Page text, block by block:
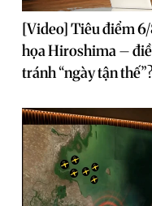
[Video] Tiêu điểm
họa Hiroshima –
tránh “ngày tận